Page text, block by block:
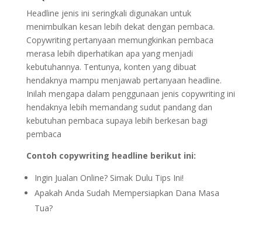
Headline jenis ini seringkali digunakan untuk
menimbulkan kesan lebih dekat dengan pembaca.
Copywriting pertanyaan memungkinkan pembaca
merasa lebih diperhatikan apa yang menjadi
kebutuhannya. Tentunya, konten yang dibuat
hendaknya mampu menjawab pertanyaan headline.
Inilah mengapa dalam penggunaan jenis copywriting ini
hendaknya lebih memandang sudut pandang dan
kebutuhan pembaca supaya lebih berkesan bagi
pembaca
Contoh copywriting headline berikut ini:
Ingin Jualan Online? Simak Dulu Tips Ini!
Apakah Anda Sudah Mempersiapkan Dana Masa
Tua?